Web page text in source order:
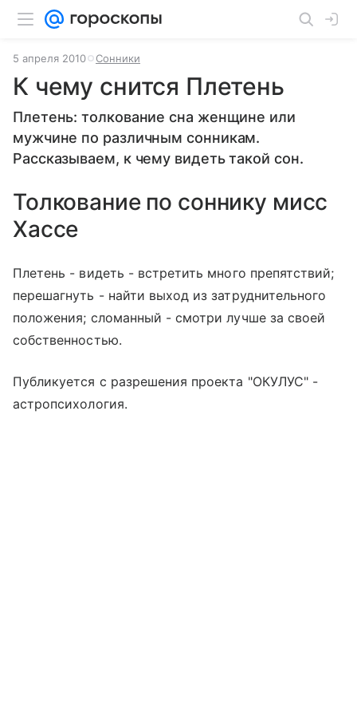
5 апреля 2010 Сонники
К чему снится Плетень
Плетень: толкование сна женщине или
мужчине по различным сонникам.
Рассказываем, к чему видеть такой сон.
Толкование по соннику мисс
Хассе
Плетень - видеть - встретить много препятствий;
перешагнуть - найти выход из затруднительного
положения; сломанный - смотри лучше за своей
собственностью.
Публикуется с разрешения проекта "ОКУЛУС" -
астропсихология.